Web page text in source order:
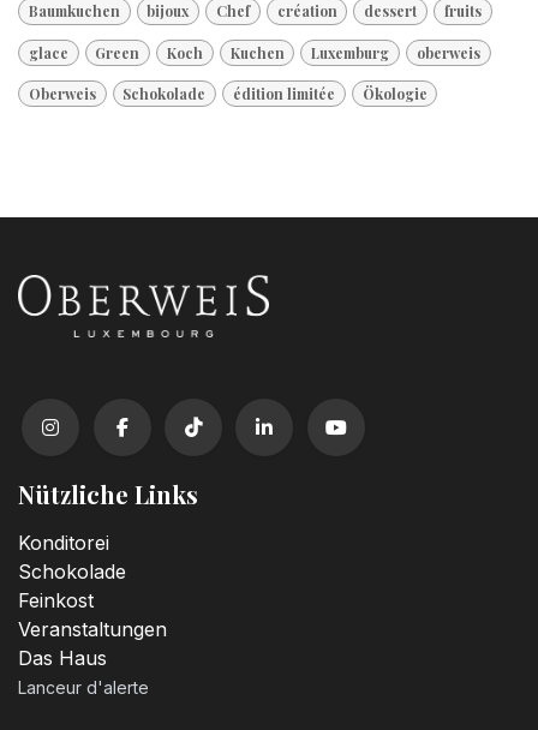
Baumkuchen bijoux Chef création dessert fruits
glace Green Koch Kuchen Luxemburg oberweis
Oberweis Schokolade édition limitée Ökologie
Nützliche Links
Konditorei
Schokolade
Feinkost
Veranstaltungen
Das Haus
Lanceur d'alerte